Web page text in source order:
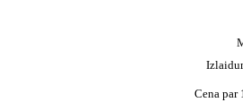
Cena par